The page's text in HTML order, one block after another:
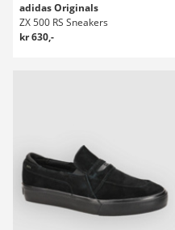
adidas Originals
ZX 500 RS Sneakers
kr 630,-